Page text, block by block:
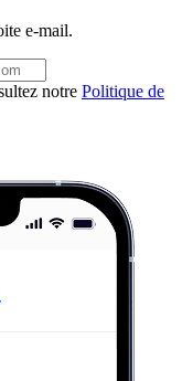
e-mail.
notre Politique de